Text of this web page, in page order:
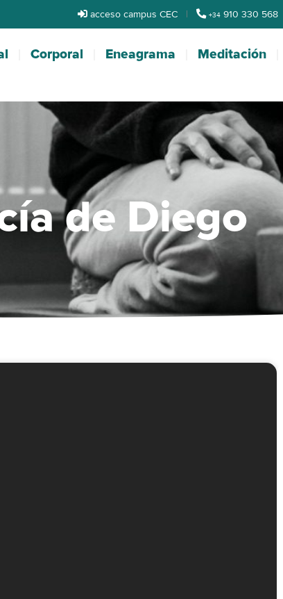
acceso campus CEC | +34 910 330 568
Corporal Eneagrama Meditación
de Diego